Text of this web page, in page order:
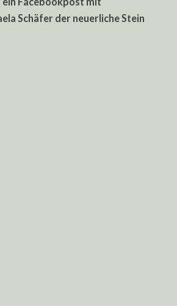
Schäfer der neuerliche Stein